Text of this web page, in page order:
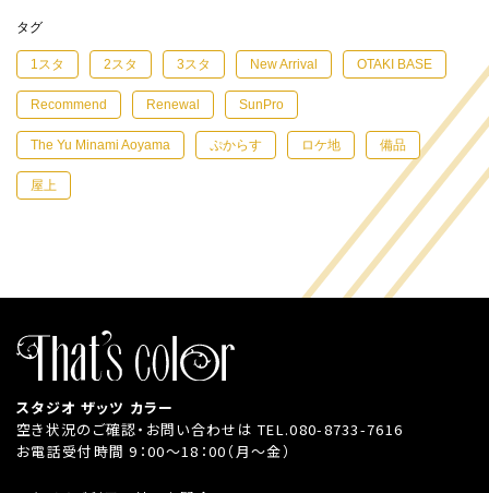
タグ
1スタ 2スタ 3スタ New Arrival OTAKI BASE
Recommend Renewal SunPro
The Yu Minami Aoyama ぷからす ロケ地 備品
屋上
スタジオ ザッツ カラー
空き状況のご確認・お問い合わせはTEL.080-8733-7616
お電話受付時間 9：00～18：00（月～金）